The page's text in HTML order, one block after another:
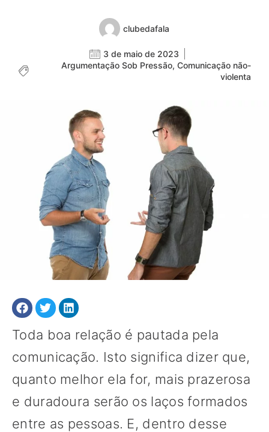
clubedafala
3 de maio de 2023
Argumentação Sob Pressão, Comunicação não-
violenta
Toda boa relação é pautada pela
comunicação. Isto significa dizer que,
quanto melhor ela for, mais prazerosa
e duradoura serão os laços formados
entre as pessoas. E, dentro desse